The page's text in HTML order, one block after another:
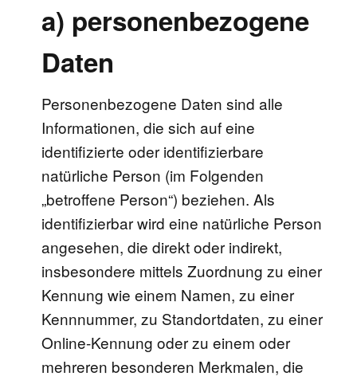
a) personenbezogene
Daten
Personenbezogene Daten sind alle
Informationen, die sich auf eine
identifizierte oder identifizierbare
natürliche Person (im Folgenden
„betroffene Person“) beziehen. Als
identifizierbar wird eine natürliche Person
angesehen, die direkt oder indirekt,
insbesondere mittels Zuordnung zu einer
Kennung wie einem Namen, zu einer
Kennnummer, zu Standortdaten, zu einer
Online-Kennung oder zu einem oder
mehreren besonderen Merkmalen, die